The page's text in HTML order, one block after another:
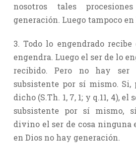
nosotros tales
generación. Luego tampoco en
3. Todo lo engendrado
engendra. Luego el ser de lo
recibido. Pero no hay ser
subsistente por sí mismo. Si,
dicho (S.Th. 1, 7, 1; y q.11, 4),
subsistente por sí mismo,
divino el ser de cosa ninguna
en Dios no hay generación.